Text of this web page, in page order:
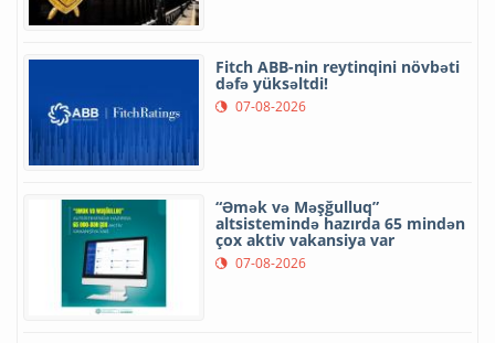
Fitch ABB-nin reytinqini növbəti
dəfə yüksəltdi!
07-08-2026
“Əmək və Məşğulluq”
altsistemində hazırda 65 mindən
çox aktiv vakansiya var
07-08-2026